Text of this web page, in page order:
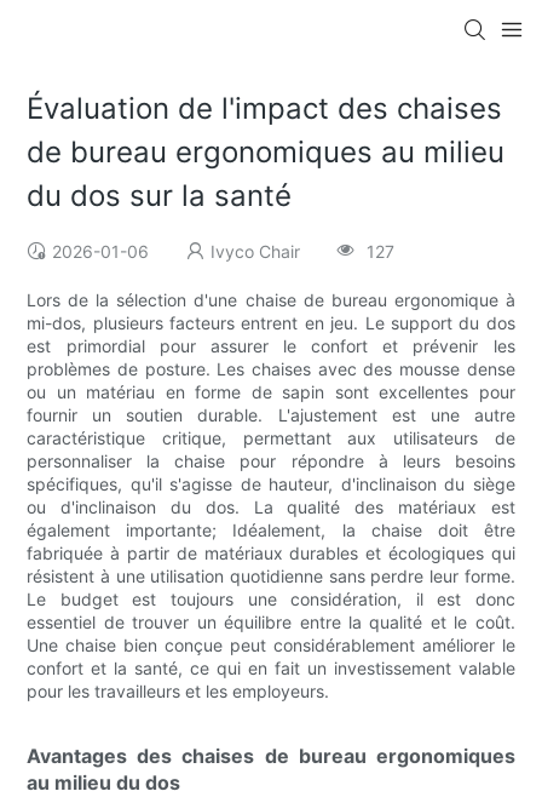
Évaluation de l'impact des chaises
de bureau ergonomiques au milieu
du dos sur la santé
2026-01-06 Ivyco Chair 127
Lors de la sélection d'une chaise de bureau ergonomique à
mi-dos, plusieurs facteurs entrent en jeu. Le support du dos
est primordial pour assurer le confort et prévenir les
problèmes de posture. Les chaises avec des mousse dense
ou un matériau en forme de sapin sont excellentes pour
fournir un soutien durable. L'ajustement est une autre
caractéristique critique, permettant aux utilisateurs de
personnaliser la chaise pour répondre à leurs besoins
spécifiques, qu'il s'agisse de hauteur, d'inclinaison du siège
ou d'inclinaison du dos. La qualité des matériaux est
également importante; Idéalement, la chaise doit être
fabriquée à partir de matériaux durables et écologiques qui
résistent à une utilisation quotidienne sans perdre leur forme.
Le budget est toujours une considération, il est donc
essentiel de trouver un équilibre entre la qualité et le coût.
Une chaise bien conçue peut considérablement améliorer le
confort et la santé, ce qui en fait un investissement valable
pour les travailleurs et les employeurs.
Avantages des chaises de bureau ergonomiques
au milieu du dos